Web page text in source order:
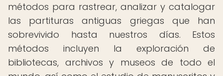
métodos para rastrear, analizar y catalogar
las partituras antiguas griegas que han
sobrevivido hasta nuestros días. Estos
métodos incluyen la exploración de
bibliotecas, archivos y museos de todo el